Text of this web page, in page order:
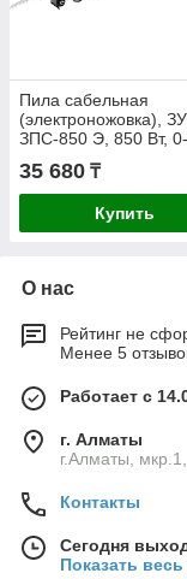
Пила сабельная
(электроножовка),
ЗПС-850 Э, 850 Вт,
(дерево), 12 мм
35 680 ₸
Купить
О нас
Рейтинг не
Менее 5
Работает с
г. Алматы
г.Алматы,
Контакты
Сегодня
Показать